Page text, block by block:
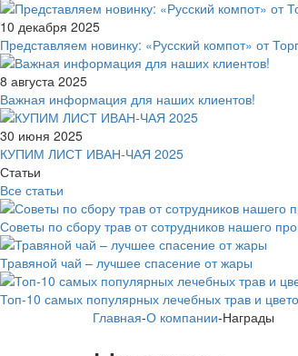
10 декабря 2025
Представляем новинку: «Русский компот» от
8 августа 2025
Важная информация для наших клиентов!
30 июня 2025
КУПИМ ЛИСТ ИВАН-ЧАЯ 2025
Статьи
Все статьи
Советы по сбору трав от сотрудников нашего
Травяной чай – лучшее спасение от жары
Топ-10 самых популярных лечебных трав и
Главная-О компании-Награды